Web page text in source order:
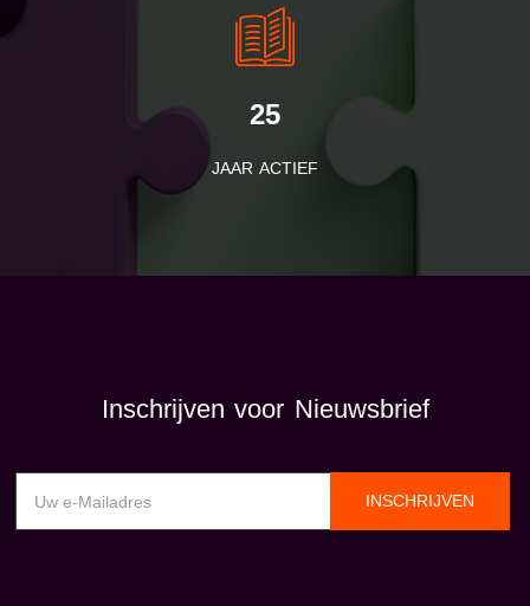
25
JAAR ACTIEF
Inschrijven voor Nieuwsbrief
INSCHRIJVEN